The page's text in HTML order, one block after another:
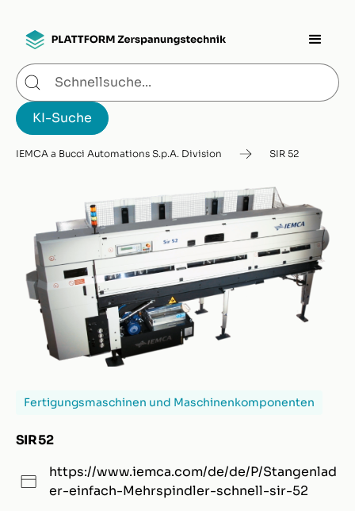
IEMCA a Bucci Automations S.p.A. Division SIR 52
Fertigungsmaschinen und Maschinenkomponenten
SIR 52
https://www.iemca.com/de/de/P/Stangenlad
er-einfach-Mehrspindler-schnell-sir-52